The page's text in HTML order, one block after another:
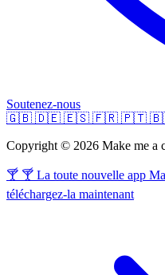
Soutenez-nous
🇬🇧 🇩🇪 🇪🇸 🇫🇷 🇵🇹
Copyright © 2026 Make me a
🍸 🍸 La toute nouvelle app
téléchargez-la maintenant